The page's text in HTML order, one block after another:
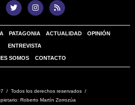
PATAGONIA ACTUALIDAD OPINIÓN
ENTREVISTA
SOMOS CONTACTO
/ Todos los derechos reservados /
Roberto Martín Zorrozúa